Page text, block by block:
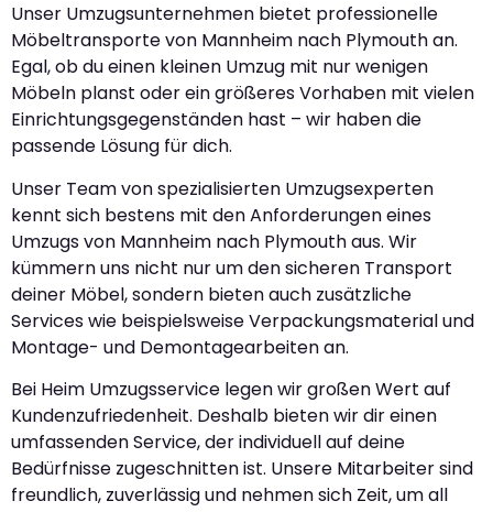
Unser Umzugsunternehmen bietet professionelle
Möbeltransporte von Mannheim nach Plymouth an.
Egal, ob du einen kleinen Umzug mit nur wenigen
Möbeln planst oder ein größeres Vorhaben mit vielen
Einrichtungsgegenständen hast – wir haben die
passende Lösung für dich.
Unser Team von spezialisierten Umzugsexperten
kennt sich bestens mit den Anforderungen eines
Umzugs von Mannheim nach Plymouth aus. Wir
kümmern uns nicht nur um den sicheren Transport
deiner Möbel, sondern bieten auch zusätzliche
Services wie beispielsweise Verpackungsmaterial und
Montage- und Demontagearbeiten an.
Bei Heim Umzugsservice legen wir großen Wert auf
Kundenzufriedenheit. Deshalb bieten wir dir einen
umfassenden Service, der individuell auf deine
Bedürfnisse zugeschnitten ist. Unsere Mitarbeiter sind
freundlich, zuverlässig und nehmen sich Zeit, um all